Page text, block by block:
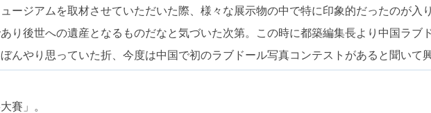
ージアムを取材させていただいた際、様々な展示物の中で特に印象的だったのが入
り後世への遺産となるものだなと気づいた次第。この時に都築編集長より中国ラブ
んやり思っていた折、今度は中国で初のラブドール写真コンテストがあると聞いて
賽」。